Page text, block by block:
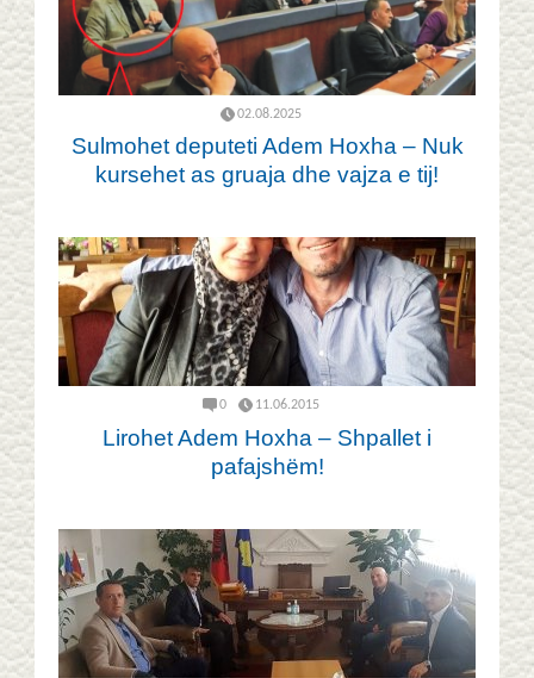
02.08.2025
Sulmohet deputeti Adem Hoxha – Nuk
kursehet as gruaja dhe vajza e tij!
0 11.06.2015
Lirohet Adem Hoxha – Shpallet i
pafajshëm!